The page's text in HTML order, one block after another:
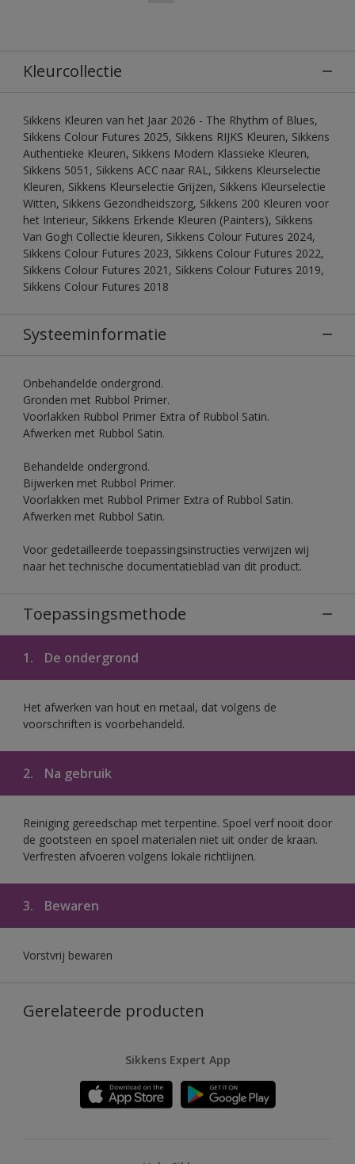
Kleurcollectie
Sikkens Kleuren van het Jaar 2026 - The Rhythm of Blues,
Sikkens Colour Futures 2025, Sikkens RIJKS Kleuren, Sikkens
Authentieke Kleuren, Sikkens Modern Klassieke Kleuren,
Sikkens 5051, Sikkens ACC naar RAL, Sikkens Kleurselectie
Kleuren, Sikkens Kleurselectie Grijzen, Sikkens Kleurselectie
Witten, Sikkens Gezondheidszorg, Sikkens 200 Kleuren voor
het Interieur, Sikkens Erkende Kleuren (Painters), Sikkens
Van Gogh Collectie kleuren, Sikkens Colour Futures 2024,
Sikkens Colour Futures 2023, Sikkens Colour Futures 2022,
Sikkens Colour Futures 2021, Sikkens Colour Futures 2019,
Sikkens Colour Futures 2018
Systeeminformatie
Onbehandelde ondergrond.
Gronden met Rubbol Primer.
Voorlakken Rubbol Primer Extra of Rubbol Satin.
Afwerken met Rubbol Satin.
Behandelde ondergrond.
Bijwerken met Rubbol Primer.
Voorlakken met Rubbol Primer Extra of Rubbol Satin.
Afwerken met Rubbol Satin.
Voor gedetailleerde toepassingsinstructies verwijzen wij
naar het technische documentatieblad van dit product.
Toepassingsmethode
1. De ondergrond
Het afwerken van hout en metaal, dat volgens de
voorschriften is voorbehandeld.
2. Na gebruik
Reiniging gereedschap met terpentine. Spoel verf nooit door
de gootsteen en spoel materialen niet uit onder de kraan.
Verfresten afvoeren volgens lokale richtlijnen.
3. Bewaren
Vorstvrij bewaren
Gerelateerde producten
Sikkens Expert App